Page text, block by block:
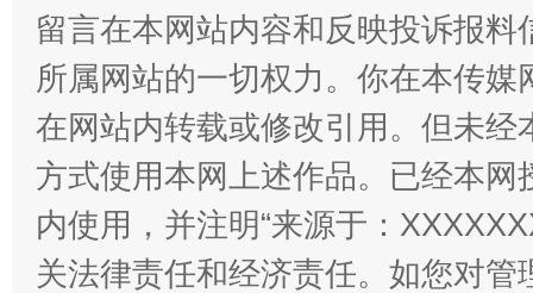
漫山遍野的桃花与雪山、麦地、白藏房 除
留言在本网站内容和反映投诉报
所属网站的一切权力。你在本传
在网站内转载或修改引用。但未
方式使用本网上述作品。已经本
内使用，并注明“来源于：
关法律责任和经济责任。如您对